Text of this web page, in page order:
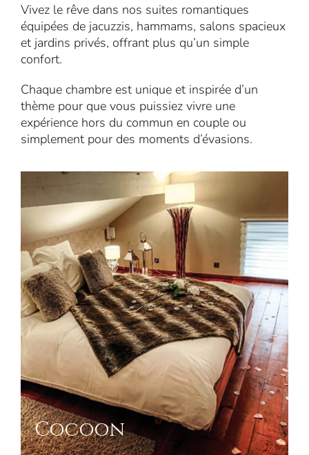
Vivez le rêve dans nos suites romantiques
équipées de jacuzzis, hammams, salons spacieux
et jardins privés, offrant plus qu’un simple
confort.
Chaque chambre est unique et inspirée d’un
thème pour que vous puissiez vivre une
expérience hors du commun en couple ou
simplement pour des moments d’évasions.
Cocoon